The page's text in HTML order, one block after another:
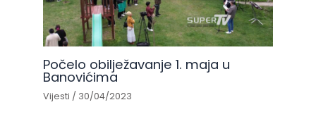
Počelo obilježavanje 1. maja u
Banovićima
Vijesti / 30/04/2023